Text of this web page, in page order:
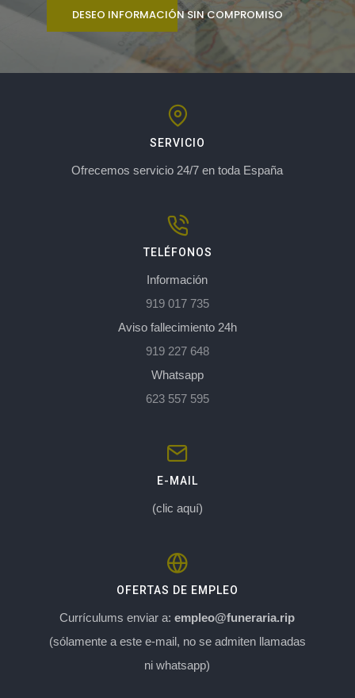
DESEO INFORMACIÓN SIN COMPROMISO
SERVICIO
Ofrecemos servicio 24/7 en toda España
TELÉFONOS
Información
919 017 735
Aviso fallecimiento 24h
919 227 648
Whatsapp
623 557 595
E-MAIL
(clic aquí)
OFERTAS DE EMPLEO
Currículums enviar a:empleo@funeraria.rip
(sólamente a este e-mail, no se admiten llamadas
ni whatsapp)